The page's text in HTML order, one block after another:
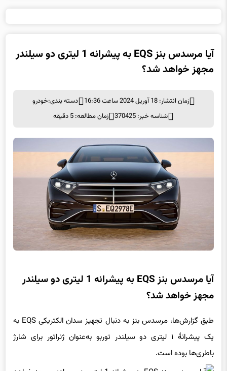
مجهز خواهد شد؟
شناسه خبر: 370425
زمان مطالعه: 5 دقیقه
مجهز خواهد شد؟
یک پیشرانهٔ ۱ لیتری دو سیلندر توربو به‌عنوان ژنراتور برای شارژ
باطری‌ها بوده است.